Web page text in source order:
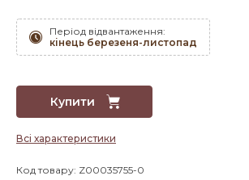
Період відвантаження:
кінець березеня-листопад
Купити
Всі характеристики
Код товару: Z00035755-0